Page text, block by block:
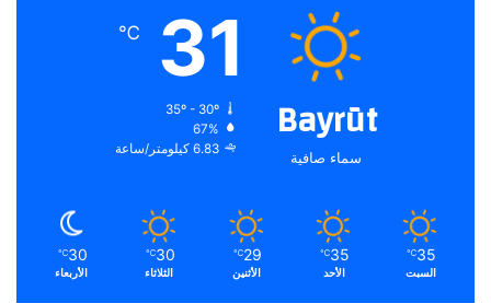
Bayrūt
سماء صافية
31
℃
35º - 30º
67%
6.83 كيلومتر/ساعة
35
℃
السبت
35
℃
الأحد
29
℃
الأثنين
30
℃
الثلاثاء
30
℃
الأربعاء